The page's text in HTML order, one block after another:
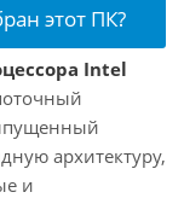
этот ПК?
Intel
архитектуру,
и